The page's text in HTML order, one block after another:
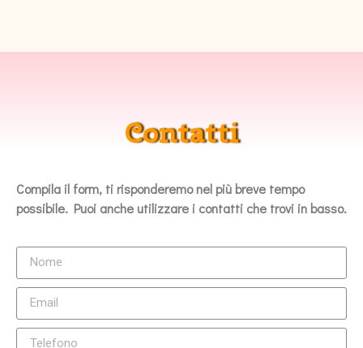
Contatti
Compila il form, ti risponderemo nel più breve tempo
possibile. Puoi anche utilizzare i contatti che trovi in basso.